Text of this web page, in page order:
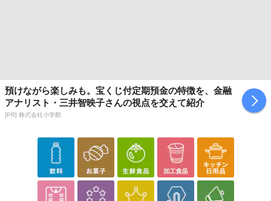
預けながら楽しみも。宝くじ付定期預金の特徴を、金融
アナリスト・三井智映子さんの視点を交えて紹介
[PR] 株式会社小学館